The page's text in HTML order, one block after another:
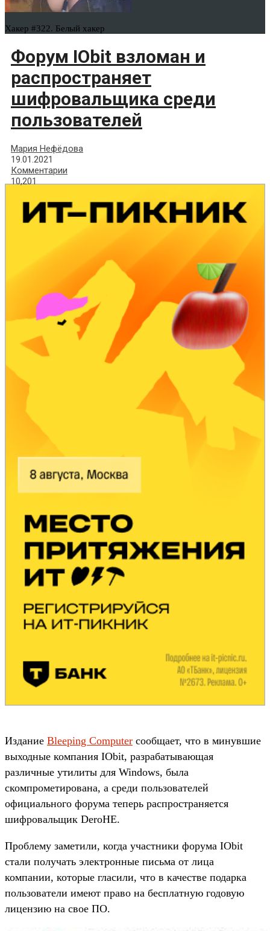
Хакер #322. Белый хакер
Форум IObit взломан и
распространяет
шифровальщика среди
пользователей
Мария Нефёдова
19.01.2021
Комментарии
10,201
Издание Bleeping Computer сообщает, что в минувшие
выходные компания IObit, разрабатывающая
различные утилиты для Windows, была
скомпрометирована, а среди пользователей
официального форума теперь распространяется
шифровальщик DeroHE.
Проблему заметили, когда участники форума IObit
стали получать электронные письма от лица
компании, которые гласили, что в качестве подарка
пользователи имеют право на бесплатную годовую
лицензию на свое ПО.